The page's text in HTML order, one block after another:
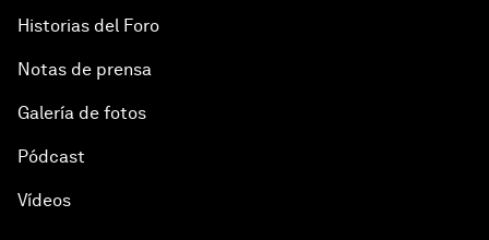
Historias del Foro
Notas de prensa
Galería de fotos
Pódcast
Vídeos